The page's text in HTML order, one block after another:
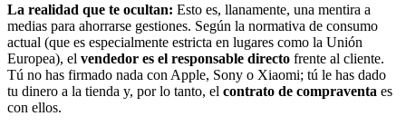
La realidad que te ocultan: Esto es, llanamente, una mentira a
medias para ahorrarse gestiones. Según la normativa de consumo
actual (que es especialmente estricta en lugares como la Unión
Europea), el vendedor es el responsable directo frente al cliente.
Tú no has firmado nada con Apple, Sony o Xiaomi; tú le has dado
tu dinero a la tienda y, por lo tanto, el contrato de compraventa es
con ellos.